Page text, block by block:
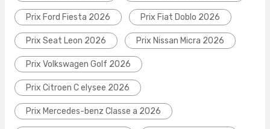
Prix Ford Fiesta 2026 Prix Fiat Doblo 2026
Prix Seat Leon 2026 Prix Nissan Micra 2026
Prix Volkswagen Golf 2026
Prix Citroen C elysee 2026
Prix Mercedes-benz Classe a 2026